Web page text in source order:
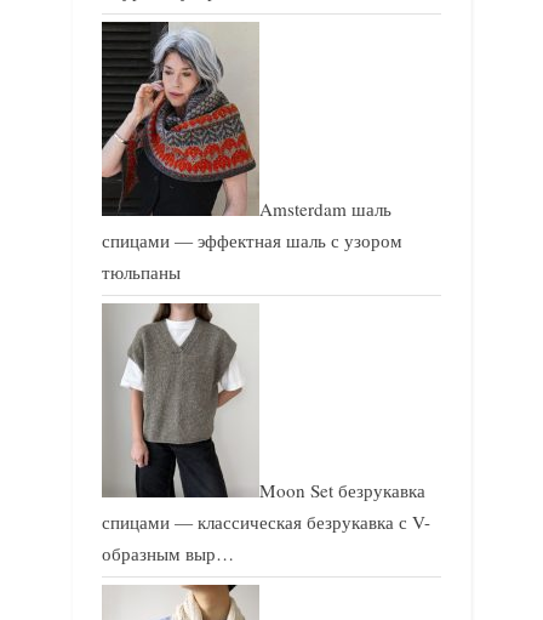
Amsterdam шаль
спицами — эффектная шаль с узором
тюльпаны
Moon Set безрукавка
спицами — классическая безрукавка с V-
образным выр…